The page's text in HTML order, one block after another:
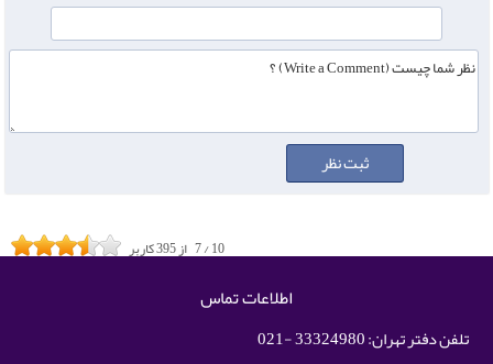
7/10 از395کاربر
اطلاعات تماس
تلفن دفتر تهران: 33324980 -021